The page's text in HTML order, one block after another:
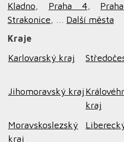
Kladno, Praha 4,
Strakonice, ... Další města
Kraje
Karlovarský kraj
Jihomoravský kraj
kraj
Moravskoslezský
kraj